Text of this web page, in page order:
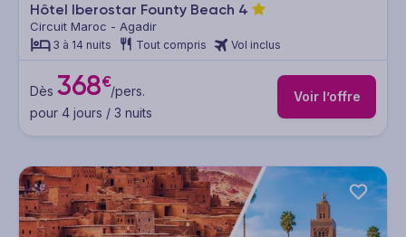
Hôtel Iberostar Founty Beach 4
Circuit Maroc - Agadir
3 à 14 nuits Tout compris Vol inclus
Dès 368€/pers.
pour 4 jours / 3 nuits
Voir l’offre